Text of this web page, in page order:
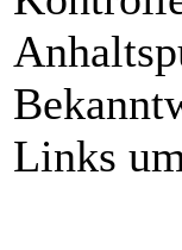
Links